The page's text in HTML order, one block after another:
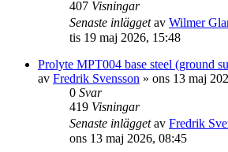
407 Visningar
Senaste inläggetav Wilmer
tis 19 maj 2026, 15:48
Prolyte MPT004 base steel (ground
av Fredrik Svensson » ons 13 maj
0 Svar
419 Visningar
Senaste inläggetav Fredrik
ons 13 maj 2026, 08:45